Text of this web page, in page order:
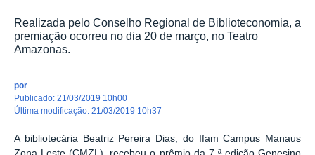
Realizada pelo Conselho Regional de Biblioteconomia, a
premiação ocorreu no dia 20 de março, no Teatro
Amazonas.
por
publicado: 21/03/2019 10h00
última modificação: 21/03/2019 10h37
A bibliotecária Beatriz Pereira Dias, do Ifam Campus Manaus